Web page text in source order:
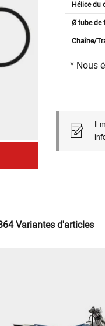
Hélice du
Ø tube de
Chaîne/
* Nous
Il
Variantes d'articles